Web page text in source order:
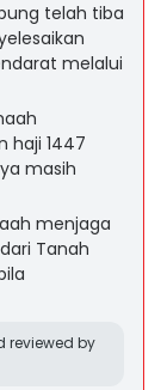
telah tiba
melalui
haji 1447
masih
menjaga
Tanah
reviewed by